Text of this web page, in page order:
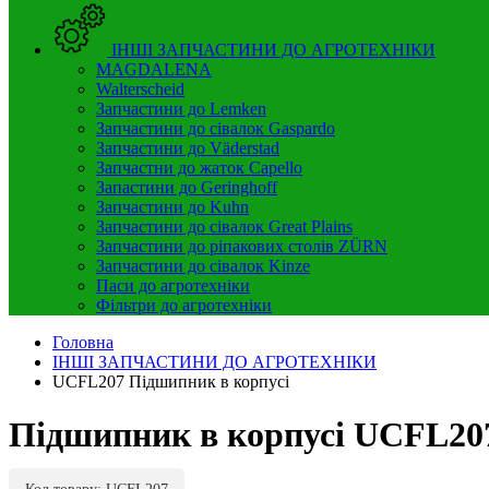
ІНШІ ЗАПЧАСТИНИ ДО АГРОТЕХНІКИ
MAGDALENA
Walterscheid
Запчастини до Lemken
Запчастини до сівалок Gaspardo
Запчастини до Väderstad
Запчастни до жаток Capello
Запастини до Geringhoff
Запчастини до Kuhn
Запчастини до сівалок Great Plains
Запчастини до ріпакових столів ZÜRN
Запчастини до сівалок Kinze
Паси до агротехніки
Фільтри до агротехніки
Головна
ІНШІ ЗАПЧАСТИНИ ДО АГРОТЕХНІКИ
UCFL207 Підшипник в корпусі
Підшипник в корпусі